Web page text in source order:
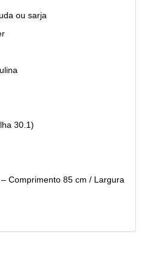
ou sarja
30.1)
Comprimento 85 cm / Largura